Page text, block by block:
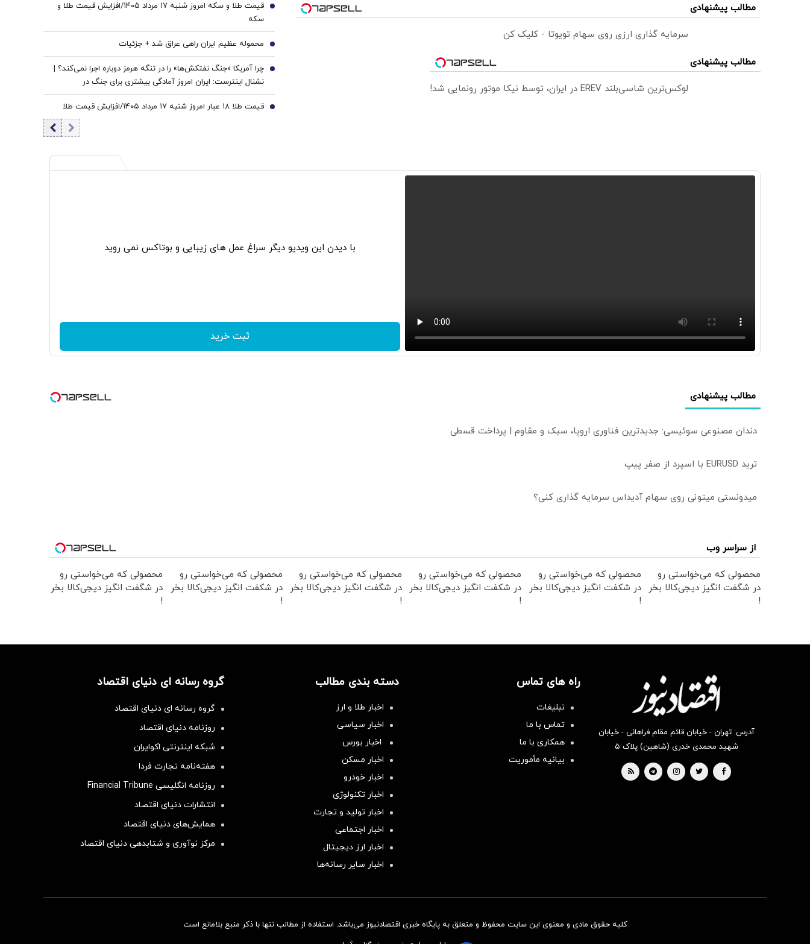
مطالب پیشنهادی
سرمایه گذاری ارزی روی سهام تویوتا - کلیک کن
مطالب پیشنهادی
لوکس‌ترین شاسی‌بلند EREV در ایران، توسط نیکا موتور رونمایی شد!
قیمت طلا و سکه امروز شنبه ۱۷ مرداد ۱۴۰۵/افزایش قیمت طلا و
سکه
7
محموله عظیم ایران راهی عراق شد + جزئیات 8
چرا آمریکا «جنگ نفتکش‌ها» را در تنگه هرمز دوباره اجرا نمی‌کند؟ |
نشنال اینترست: ایران امروز آمادگی بیشتری برای جنگ در
خلیج‌فارس دارد
9
قیمت طلا ۱۸ عیار امروز شنبه ۱۷ مرداد ۱۴۰۵/افزایش قیمت طلا 10
با دیدن این ویدیو دیگر سراغ عمل های زیبایی و بوتاکس نمی روید
ثبت خرید
مطالب پیشنهادی
دندان مصنوعی سوئیسی: جدیدترین فناوری اروپا، سبک و مقاوم | پرداخت قسطی
ترید EURUSD با اسپرد از صفر پیپ
میدونستی میتونی روی سهام آدیداس سرمایه گذاری کنی؟
از سراسر وب
محصولی که می‌خواستی رو
در شگفت انگیز دیجی‌کالا بخر
!
محصولی که می‌خواستی رو
در شکفت انگیز دیجی‌کالا بخر
!
محصولی که می‌خواستی رو
در شکفت انگیز دیجی‌کالا بخر
!
محصولی که می‌خواستی رو
در شگفت انگیز دیجی‌کالا بخر
!
محصولی که می‌خواستی رو
در شکفت انگیز دیجی‌کالا بخر
!
محصولی که می‌خواستی رو
در شگفت انگیز دیجی‌کالا بخر
!
آدرس: تهران - خیابان قائم مقام فراهانی - خیابان
شهید محمدی خدری (شاهین) پلاک ۵
راه های تماس
تبلیغات
تماس با ما
همکاری با ما
بیانیه مأموریت
دسته بندی مطالب
اخبار طلا و ارز
اخبار سیاسی
اخبار بورس
اخبار مسکن
اخبار خودرو
اخبار تکنولوژی
اخبار تولید و تجارت
اخبار اجتماعی
اخبار ارز دیجیتال
اخبار سایر رسانه‌‌ها
گروه رسانه ای دنیای اقتصاد
گروه رسانه ای دنیای اقتصاد
روزنامه دنیای اقتصاد
شبکه اینترنتی اکوایران
هفته‌نامه تجارت فردا
روزنامه انگلیسی Financial Tribune
انتشارات دنیای اقتصاد
همایش‌های دنیای اقتصاد
مرکز نوآوری و شتابدهی دنیای اقتصاد
کلیه حقوق مادی و معنوی این سایت محفوظ و متعلق به پایگاه خبری اقتصادنیوز می‌باشد. استفاده از مطالب تنها با ذکر منبع بلامانع است